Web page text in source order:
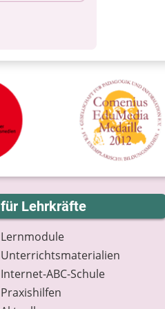
für Lehrkräfte
Lernmodule
Unterrichts­materialien
Internet-ABC-Schule
Praxishilfen